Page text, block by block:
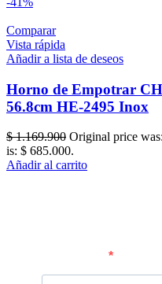
Comparar
Vista rápida
Añadir a lista de deseos
Horno de Empotrar
56.8cm HE-2495 Inox
$1.169.900 Original price
is: $ 685.000.
Añadir al carrito